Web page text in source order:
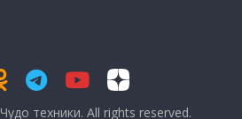
Чудо техники. All rights reserved.